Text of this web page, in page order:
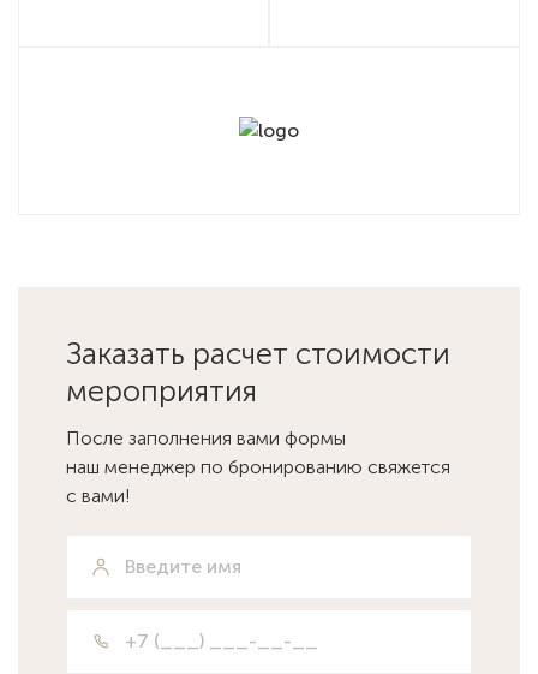
Заказать расчет стоимости
мероприятия
После заполнения вами формы
наш менеджер по бронированию свяжется
с вами!